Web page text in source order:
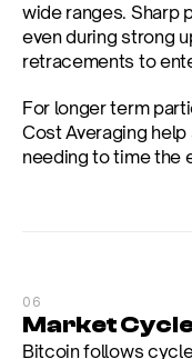
wide ranges. Sharp
even during strong
retracements to
For longer term
Cost Averaging
needing to time the
06
Market
Bitcoin follows